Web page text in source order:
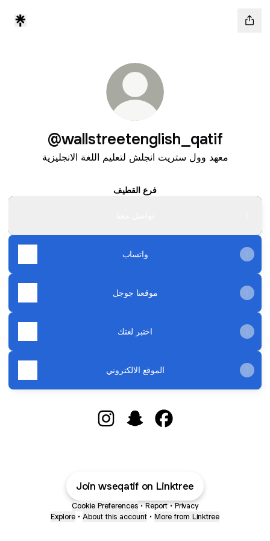
@wallstreetenglish_qatif
معهد وول ستريت انجلش لتعليم اللغة الانجليزية
فرع القطيف
واتساب
موقعنا جوجل
اختبر لغتك
الموقع الالكتروني
Join wseqatif on Linktree
Cookie Preferences • Report • Privacy
Explore • About this account • More from Linktree